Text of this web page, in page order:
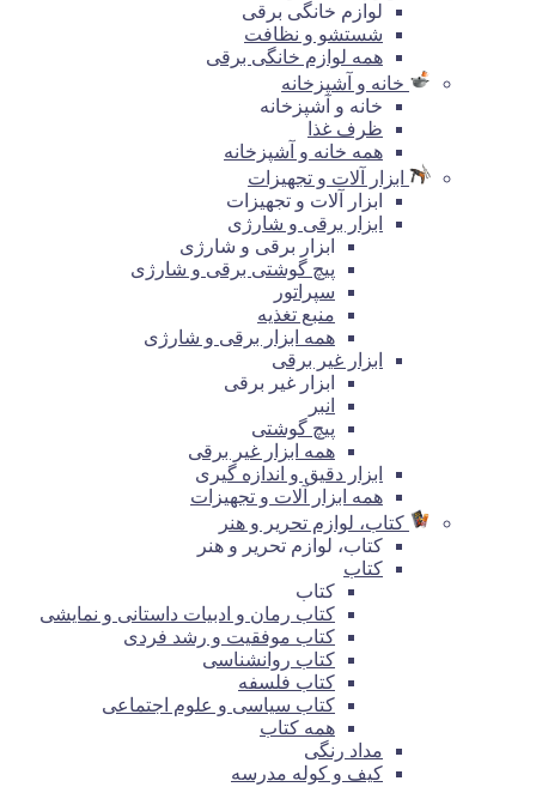
لوازم خانگی برقی
شستشو و نظافت
همه لوازم خانگی برقی
خانه و آشپزخانه
خانه و آشپزخانه
ظرف غذا
همه خانه و آشپزخانه
ابزار آلات و تجهیزات
ابزار آلات و تجهیزات
ابزار برقی و شارژی
ابزار برقی و شارژی
پیچ گوشتی برقی و شارژی
سپراتور
منبع تغذیه
همه ابزار برقی و شارژی
ابزار غیر برقی
ابزار غیر برقی
انبر
پیچ گوشتی
همه ابزار غیر برقی
ابزار دقیق و اندازه گیری
همه ابزار آلات و تجهیزات
کتاب، لوازم تحریر و هنر
کتاب، لوازم تحریر و هنر
کتاب
کتاب
کتاب رمان و ادبیات داستانی و نمایشی
کتاب موفقیت و رشد فردی
کتاب روانشناسی
کتاب فلسفه
کتاب سیاسی و علوم اجتماعی
همه کتاب
مداد رنگی
کیف و کوله مدرسه